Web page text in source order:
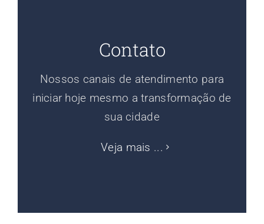
Contato
Nossos canais de atendimento para
iniciar hoje mesmo a transformação de
sua cidade
Veja mais ...